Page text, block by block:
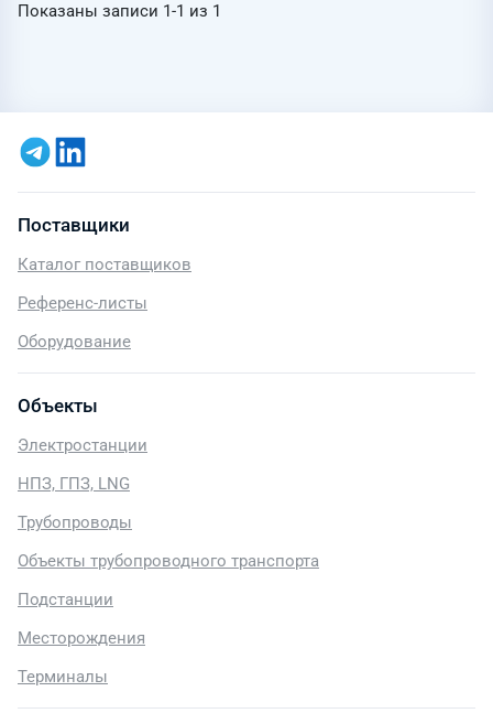
Показаны записи 1-1 из 1
Поставщики
Каталог поставщиков
Референс-листы
Оборудование
Объекты
Электростанции
НПЗ, ГПЗ, LNG
Трубопроводы
Объекты трубопроводного транспорта
Подстанции
Месторождения
Терминалы